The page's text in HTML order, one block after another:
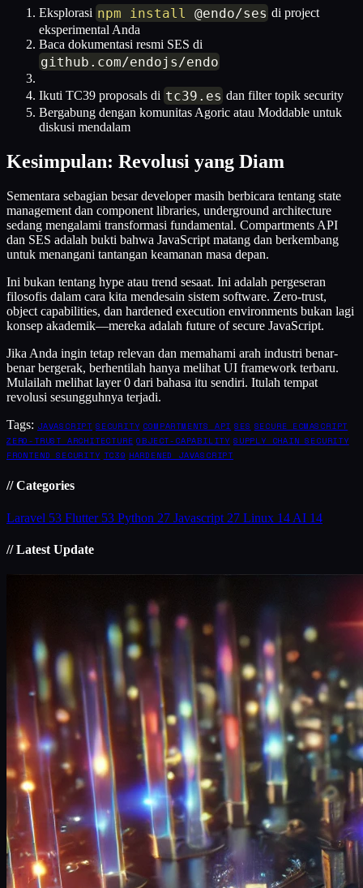
Eksplorasi npm install @endo/ses di project
eksperimental Anda
Baca dokumentasi resmi SES di
github . com/endojs /endo
Ikuti TC39 proposals di tc39 . es dan filter topik security
Bergabung dengan komunitas Agoric atau Moddable untuk
diskusi mendalam
Kesimpulan: Revolusi yang Diam
Sementara sebagian besar developer masih berbicara tentang state
management dan component libraries, underground architecture
sedang mengalami transformasi fundamental. Compartments API
dan SES adalah bukti bahwa JavaScript matang dan berkembang
untuk menangani tantangan keamanan masa depan.
Ini bukan tentang hype atau trend sesaat. Ini adalah pergeseran
filosofis dalam cara kita mendesain sistem software. Zero-trust,
object capabilities, dan hardened execution environments bukan lagi
konsep akademik—mereka adalah future of secure JavaScript.
Jika Anda ingin tetap relevan dan memahami arah industri benar-
benar bergerak, berhentilah hanya melihat UI framework terbaru.
Mulailah melihat layer 0 dari bahasa itu sendiri. Itulah tempat
revolusi sesungguhnya terjadi.
Tags: JAVASCRIPT SECURITY COMPARTMENTS API SES SECURE ECMASCRIPT
ZERO-TRUST ARCHITECTURE OBJECT-CAPABILITY SUPPLY CHAIN SECURITY
FRONTEND SECURITY TC39 HARDENED JAVASCRIPT
// Categories
Laravel 53 Flutter 53 Python 27 Javascript 27 Linux 14 AI 14
// Latest Update